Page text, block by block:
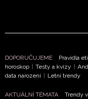
NEWSLETTER
DOPORUČUJEME Pravidla
horoskop | Testy a kvízy |
data narození | Letní trendy
AKTUÁLNÍ TÉMATA Trendy